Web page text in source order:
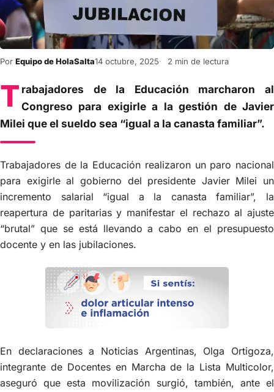
Por Equipo de HolaSalta14 octubre, 2025 2 min de lectura
T rabajadores de la Educación marcharon al
Congreso para exigirle a la gestión de Javier
Milei que el sueldo sea “igual a la canasta familiar”.
Trabajadores de la Educación realizaron un paro nacional
para exigirle al gobierno del presidente Javier Milei un
incremento salarial “igual a la canasta familiar”, la
reapertura de paritarias y manifestar el rechazo al ajuste
“brutal” que se está llevando a cabo en el presupuesto
docente y en las jubilaciones.
En declaraciones a Noticias Argentinas, Olga Ortigoza,
integrante de Docentes en Marcha de la Lista Multicolor,
aseguró que esta movilización surgió, también, ante el